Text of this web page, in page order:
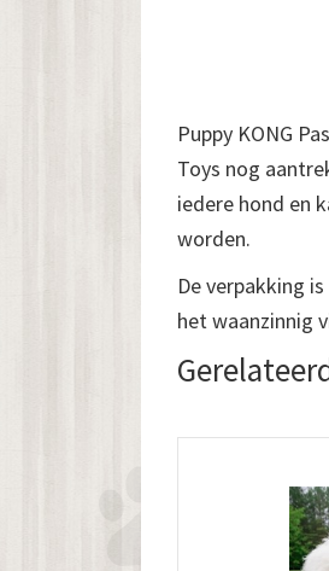
Puppy KONG
Toys nog
iedere hond en
worden.
De verpakking
het waanzinnig